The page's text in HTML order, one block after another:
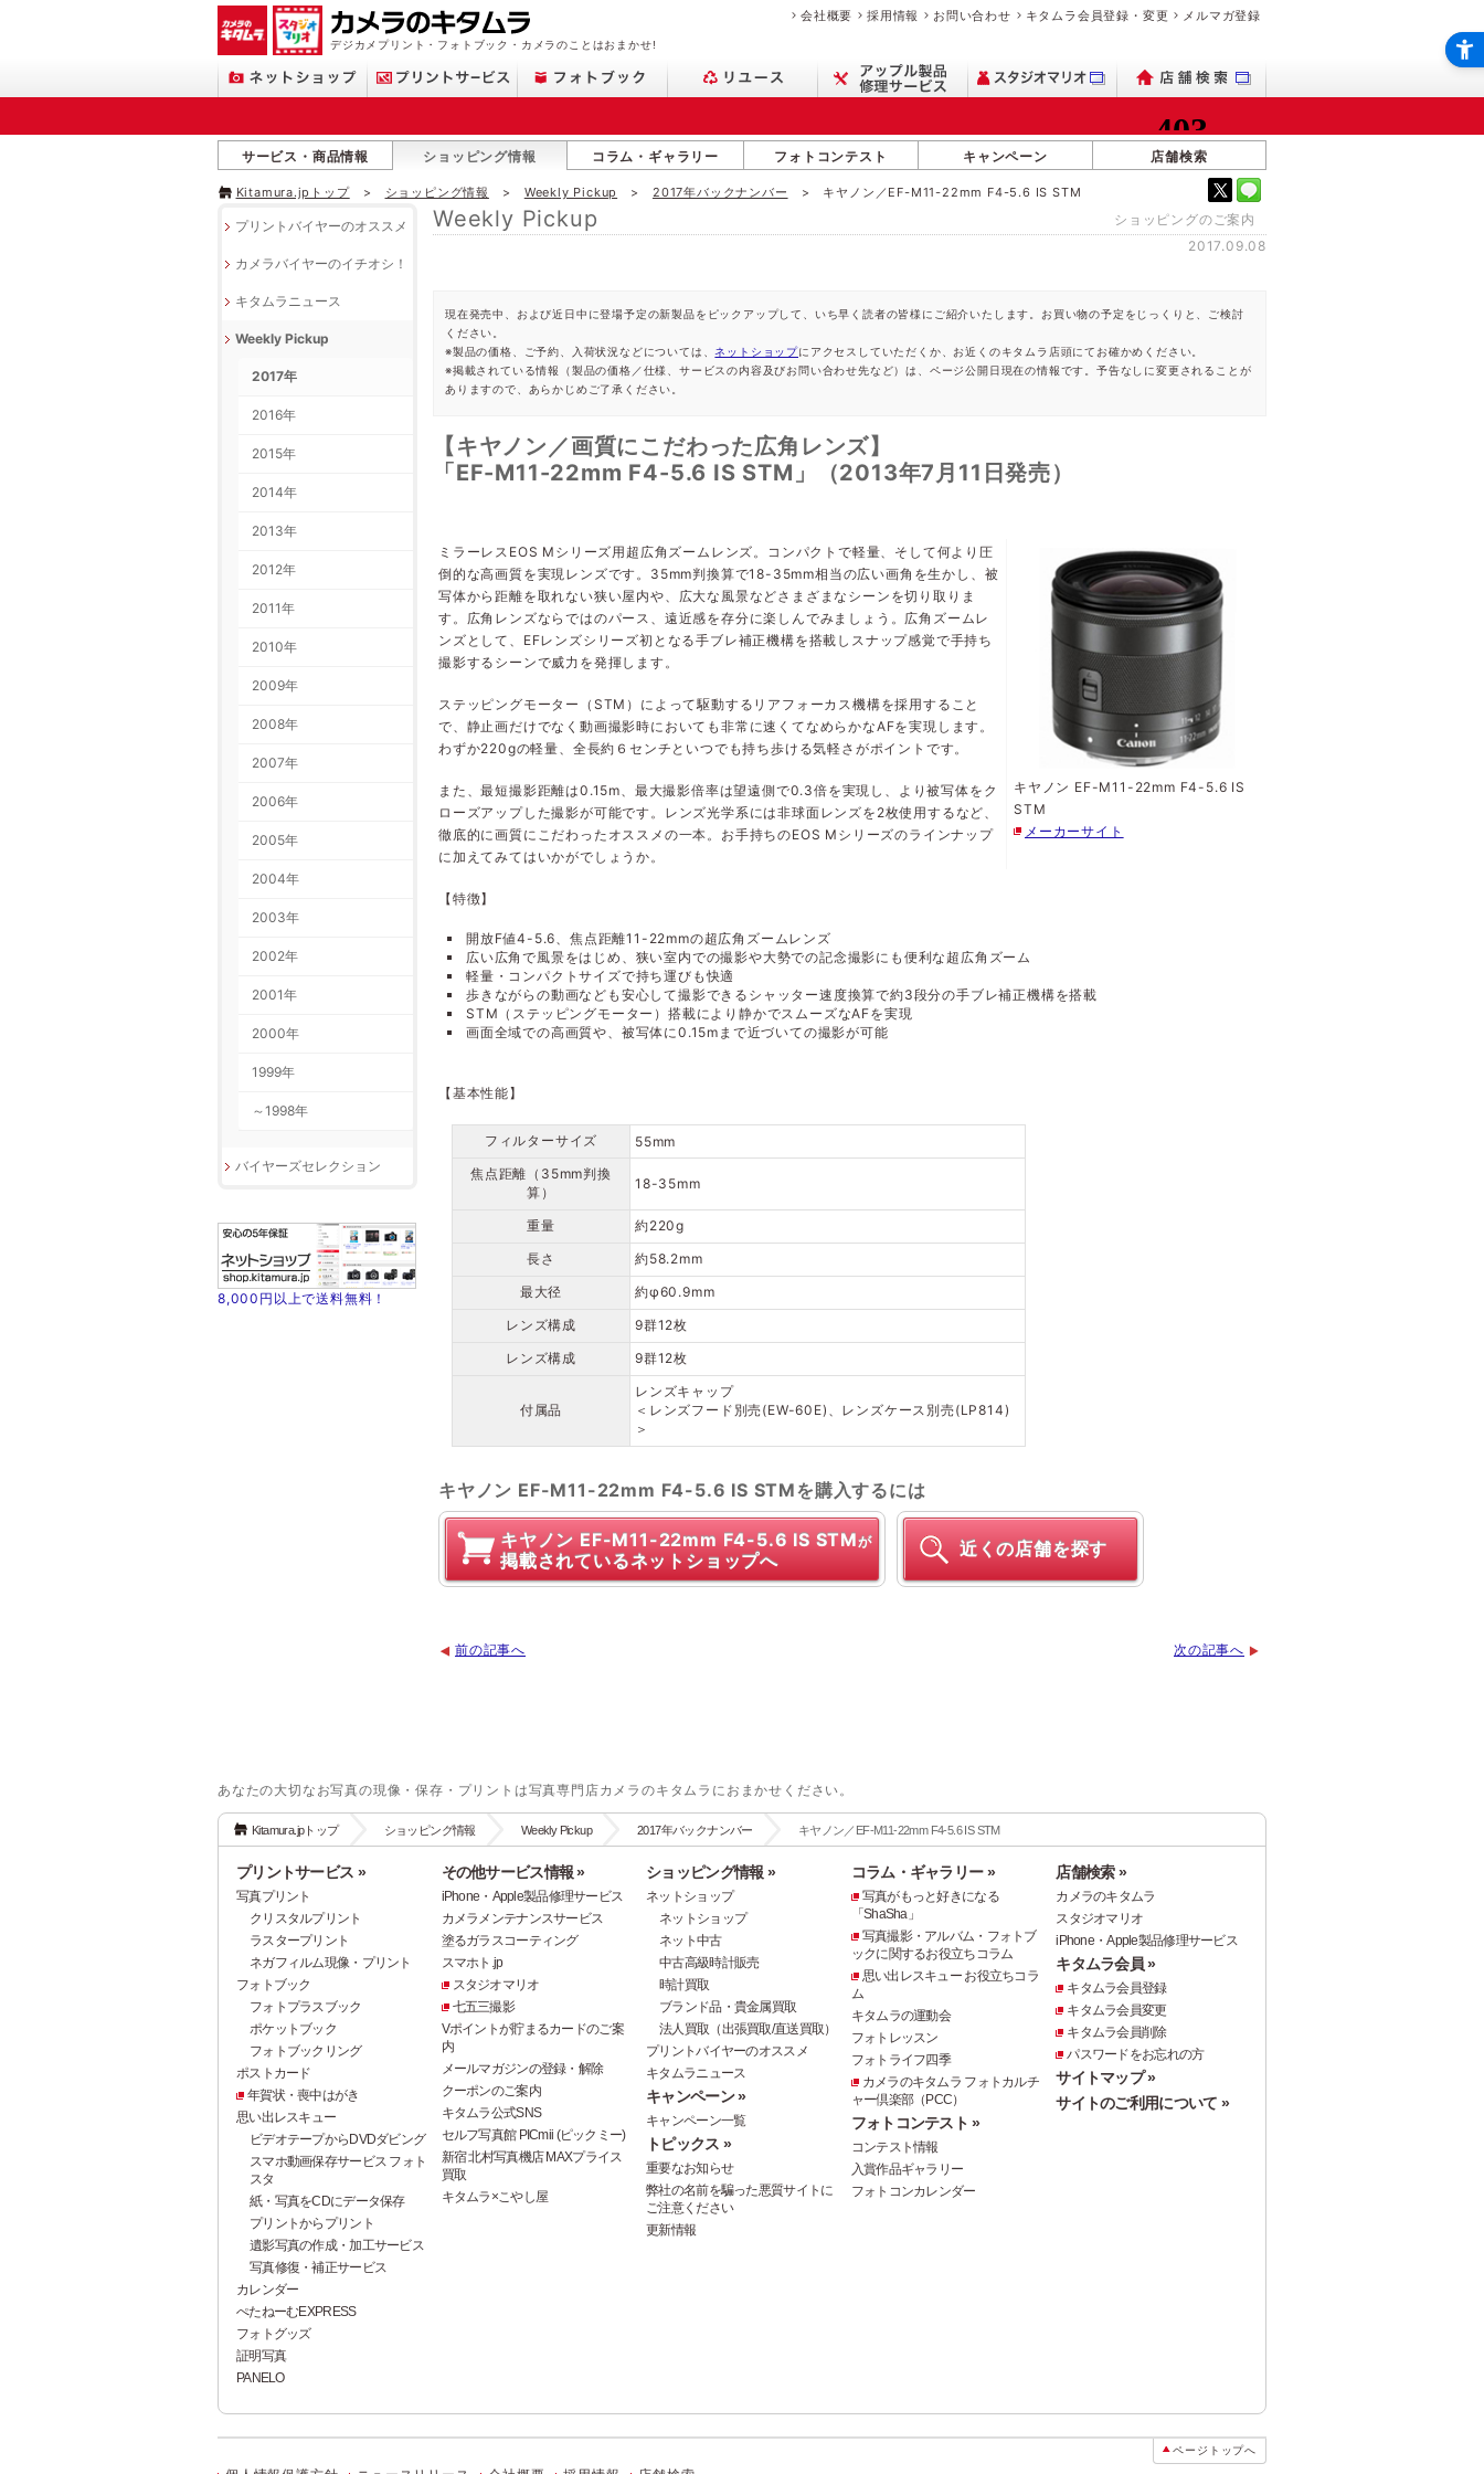
デジカメプリント・フォトブック・カメラのことはおまかせ!
会社概要 採用情報 お問い合わせ キタムラ会員登録・変更 メルマガ登録
サービス・商品情報 ショッピング情報 コラム・ギャラリー フォトコンテスト キャンペーン 店舗検索
Kitamura.jpトップ ショッピング情報 Weekly Pickup 2017年バックナンバー キヤノン／EF-M11-22mm F4-5.6 IS STM
Weekly Pickup
ショッピングのご案内
2017.09.08
現在発売中、および近日中に登場予定の新製品をピックアップして、いち早く読者の皆様にご紹介いたします。お買い物の予定をじっくりと、ご検討
ください。
※製品の価格、ご予約、入荷状況などについては、ネットショップにアクセスしていただくか、お近くのキタムラ店頭にてお確かめください。
※掲載されている情報（製品の価格／仕様、サービスの内容及びお問い合わせ先など）は、ページ公開日現在の情報です。予告なしに変更されることが
ありますので、あらかじめご了承ください。
【キヤノン／画質にこだわった広角レンズ】
「EF-M11-22mm F4-5.6 IS STM」（2013年7月11日発売）
キヤノン EF-M11-22mm F4-5.6 IS
STM
メーカーサイト
ミラーレスEOS Mシリーズ用超広角ズームレンズ。コンパクトで軽量、そして何より圧
倒的な高画質を実現レンズです。35mm判換算で18-35mm相当の広い画角を生かし、被
写体から距離を取れない狭い屋内や、広大な風景などさまざまなシーンを切り取りま
す。広角レンズならではのパース、遠近感を存分に楽しんでみましょう。広角ズームレ
ンズとして、EFレンズシリーズ初となる手ブレ補正機構を搭載しスナップ感覚で手持ち
撮影するシーンで威力を発揮します。
ステッピングモーター（STM）によって駆動するリアフォーカス機構を採用すること
で、静止画だけでなく動画撮影時においても非常に速くてなめらかなAFを実現します。
わずか220gの軽量、全長約６センチといつでも持ち歩ける気軽さがポイントです。
また、最短撮影距離は0.15m、最大撮影倍率は望遠側で0.3倍を実現し、より被写体をク
ローズアップした撮影が可能です。レンズ光学系には非球面レンズを2枚使用するなど、
徹底的に画質にこだわったオススメの一本。お手持ちのEOS Mシリーズのラインナップ
に加えてみてはいかがでしょうか。
【特徴】
開放F値4-5.6、焦点距離11-22mmの超広角ズームレンズ
広い広角で風景をはじめ、狭い室内での撮影や大勢での記念撮影にも便利な超広角ズーム
軽量・コンパクトサイズで持ち運びも快適
歩きながらの動画なども安心して撮影できるシャッター速度換算で約3段分の手ブレ補正機構を搭載
STM（ステッピングモーター）搭載により静かでスムーズなAFを実現
画面全域での高画質や、被写体に0.15mまで近づいての撮影が可能
【基本性能】
フィルターサイズ
55mm
焦点距離（35mm判換
算）
18-35mm
重量
約220g
長さ
約58.2mm
最大径
約φ60.9mm
レンズ構成
9群12枚
レンズ構成
9群12枚
付属品
レンズキャップ
＜レンズフード別売(EW-60E)、レンズケース別売(LP814)
＞
キヤノン EF-M11-22mm F4-5.6 IS STMを購入するには
キヤノン EF-M11-22mm F4-5.6 IS STMが
掲載されているネットショップへ
近くの店舗を探す
前の記事へ 次の記事へ
プリントバイヤーのオススメ
カメラバイヤーのイチオシ！
キタムラニュース
Weekly Pickup
2017年
2016年
2015年
2014年
2013年
2012年
2011年
2010年
2009年
2008年
2007年
2006年
2005年
2004年
2003年
2002年
2001年
2000年
1999年
～1998年
バイヤーズセレクション
8,000円以上で送料無料！
あなたの大切なお写真の現像・保存・プリントは写真専門店カメラのキタムラにおまかせください。
Kitamura.jpトップ ショッピング情報 Weekly Pickup 2017年バックナンバー キヤノン／EF-M11-22mm F4-5.6 IS STM
プリントサービス »
写真プリント
クリスタルプリント
ラスタープリント
ネガフィルム現像・プリント
フォトブック
フォトプラスブック
ポケットブック
フォトブックリング
ポストカード
年賀状・喪中はがき
思い出レスキュー
ビデオテープからDVDダビング
スマホ動画保存サービス フォト
スタ
紙・写真をCDにデータ保存
プリントからプリント
遺影写真の作成・加工サービス
写真修復・補正サービス
カレンダー
ぺたねーむEXPRESS
フォトグッズ
証明写真
PANELO
その他サービス情報 »
iPhone・Apple製品修理サービス
カメラメンテナンスサービス
塗るガラスコーティング
スマホト.jp
スタジオマリオ
七五三撮影
Vポイントが貯まるカードのご案
内
メールマガジンの登録・解除
クーポンのご案内
キタムラ公式SNS
セルフ写真館 PICmii (ピックミー)
新宿 北村写真機店 MAXプライス
買取
キタムラ×こやし屋
ショッピング情報 »
ネットショップ
ネットショップ
ネット中古
中古高級時計販売
時計買取
ブランド品・貴金属買取
法人買取（出張買取/直送買取）
プリントバイヤーのオススメ
キタムラニュース
キャンペーン »
キャンペーン一覧
トピックス »
重要なお知らせ
弊社の名前を騙った悪質サイトに
ご注意ください
更新情報
コラム・ギャラリー »
写真がもっと好きになる
「ShaSha」
写真撮影・アルバム・フォトブ
ックに関するお役立ちコラム
思い出レスキュー お役立ちコラ
ム
キタムラの運動会
フォトレッスン
フォトライフ四季
カメラのキタムラ フォトカルチ
ャー倶楽部（PCC）
フォトコンテスト »
コンテスト情報
入賞作品ギャラリー
フォトコンカレンダー
店舗検索 »
カメラのキタムラ
スタジオマリオ
iPhone・Apple製品修理サービス
キタムラ会員 »
キタムラ会員登録
キタムラ会員変更
キタムラ会員削除
パスワードをお忘れの方
サイトマップ »
サイトのご利用について »
ページトップへ